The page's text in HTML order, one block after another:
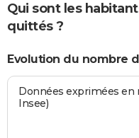
Qui sont les
quittés ?
Evolution du nombre
Données exprimées en
Insee)